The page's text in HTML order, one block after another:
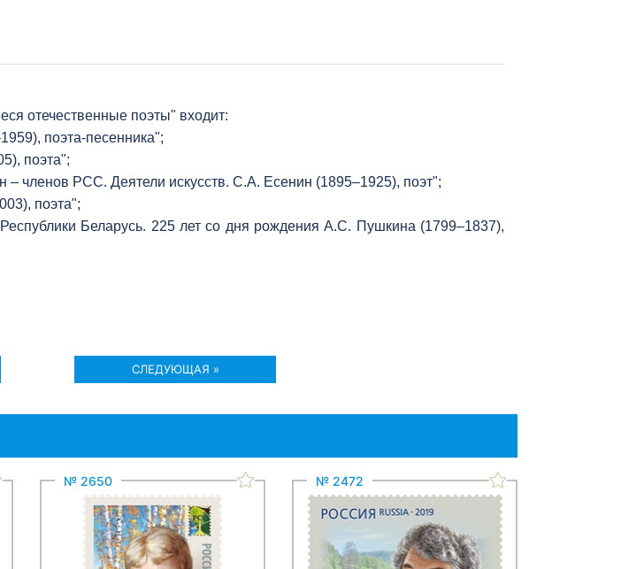
отечественные поэты" входит:
поэта-песенника";
поэта";
членов РСС. Деятели искусств. С.А. Есенин (1895–1925), поэт";
поэта";
Беларусь. 225 лет со дня рождения А.С. Пушкина (1799–1837),
СЛЕДУЮЩАЯ »
№ 2650 № 2472